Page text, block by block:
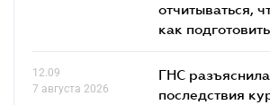
отчитываться,
как
12.09
7 августа 2026
ГНС
последствия